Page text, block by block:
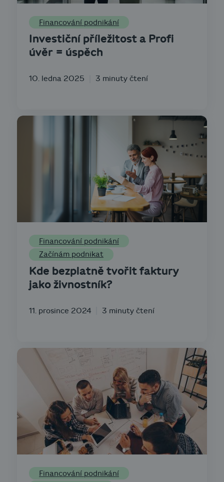
Financování podnikání
Investiční příležitost a Profi
úvěr = úspěch
10. ledna 2025 3 minuty čtení
Financování podnikání
Začínám podnikat
Kde bezplatně tvořit faktury
jako živnostník?
11. prosince 2024 3 minuty čtení
Financování podnikání